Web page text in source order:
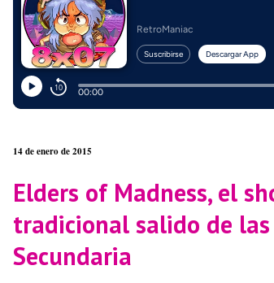
14 de enero de 2015
Elders of Madness, el
tradicional salido de
Secundaria